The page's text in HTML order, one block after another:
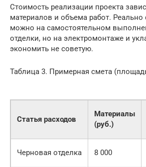
Стоимость реализации проекта
материалов и объема работ. Реально
можно на самостоятельном
отделки, но на электромонтаже и
экономить не советую.
Таблица 3. Примерная смета
Статья расходов
Материалы
(руб.)
Черновая отделка 8 000